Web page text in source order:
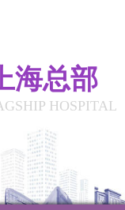
海总部
HOSPITAL